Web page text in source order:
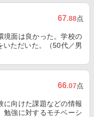
67.88点
境面は良かった。学校の
ただいた。（50代／男
66.07点
に向けた課題などの情報
勉強に対するモチベーシ